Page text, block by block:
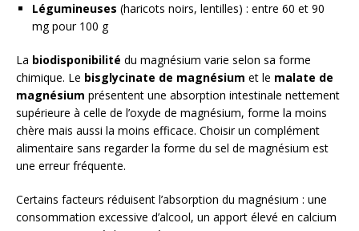
Légumineuses (haricots noirs, lentilles) : entre 60 et 90
mg pour 100 g
La biodisponibilité du magnésium varie selon sa forme
chimique. Le bisglycinate de magnésium et le malate de
magnésium présentent une absorption intestinale nettement
supérieure à celle de l’oxyde de magnésium, forme la moins
chère mais aussi la moins efficace. Choisir un complément
alimentaire sans regarder la forme du sel de magnésium est
une erreur fréquente.
Certains facteurs réduisent l’absorption du magnésium : une
consommation excessive d’alcool, un apport élevé en calcium